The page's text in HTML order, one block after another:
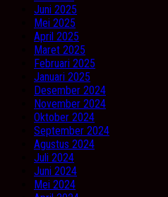
Juni 2025
Mei 2025
April 2025
Maret 2025
Februari 2025
Januari 2025
Desember 2024
November 2024
Oktober 2024
September 2024
Agustus 2024
Juli 2024
Juni 2024
Mei 2024